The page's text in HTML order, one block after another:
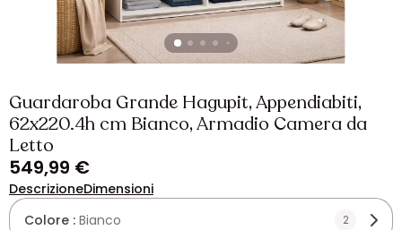
Guardaroba Grande Hagupit, Appendiabiti,
62x220.4h cm Bianco, Armadio Camera da
Letto
549,99 €
DescrizioneDimensioni
Colore : Bianco 2